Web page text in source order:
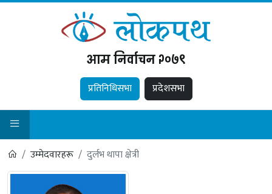
आम निर्वाचन २०७९
प्रतिनिधिसभा प्रदेशसभा
उम्मेदवारहरू दुर्लभ थापा क्षेत्री